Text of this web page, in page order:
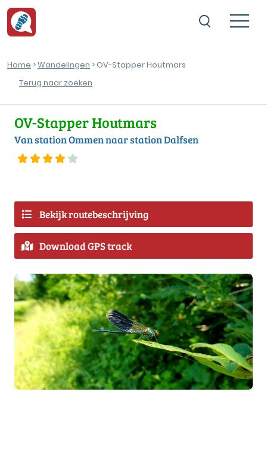
Home >Wandelingen > OV-Stapper Houtmars
Terug naar zoeken
OV-Stapper Houtmars
Van station Ommen naar station Dalfsen
Bekijk routebeschrijving
Download GPS track